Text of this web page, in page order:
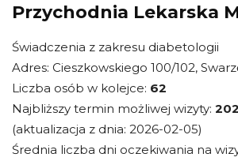
Przychodnia Lekarska
Świadczenia z zakresu diabetologii
Adres: Cieszkowskiego 100/102,
Liczba osób w kolejce: 62
Najbliższy termin możliwej wizyty:
(aktualizacja z dnia: 2026-02-05)
Średnia liczba dni oczekiwania na